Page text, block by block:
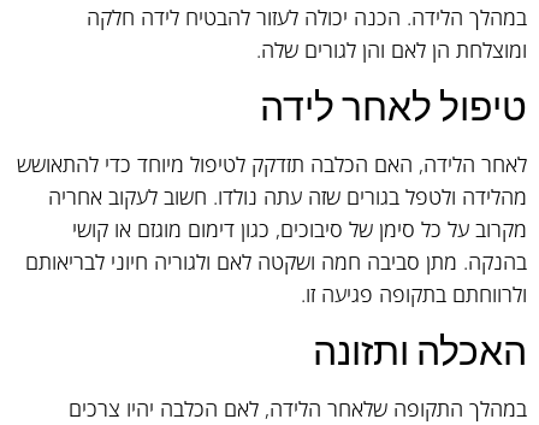
במהלך הלידה. הכנה יכולה לעזור להבטיח לידה חלקה
ומוצלחת הן לאם והן לגורים שלה.
טיפול לאחר לידה
לאחר הלידה, האם הכלבה תזדקק לטיפול מיוחד כדי להתאושש
מהלידה ולטפל בגורים שזה עתה נולדו. חשוב לעקוב אחריה
מקרוב על כל סימן של סיבוכים, כגון דימום מוגזם או קושי
בהנקה. מתן סביבה חמה ושקטה לאם ולגוריה חיוני לבריאותם
ולרווחתם בתקופה פגיעה זו.
האכלה ותזונה
במהלך התקופה שלאחר הלידה, לאם הכלבה יהיו צרכים